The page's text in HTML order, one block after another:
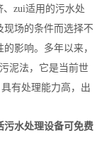
、zui适用的污水处
现场的条件而选择不
影响。多年以来，
泥法，它是当前世
有处理能力高，出
污水处理设备可免费